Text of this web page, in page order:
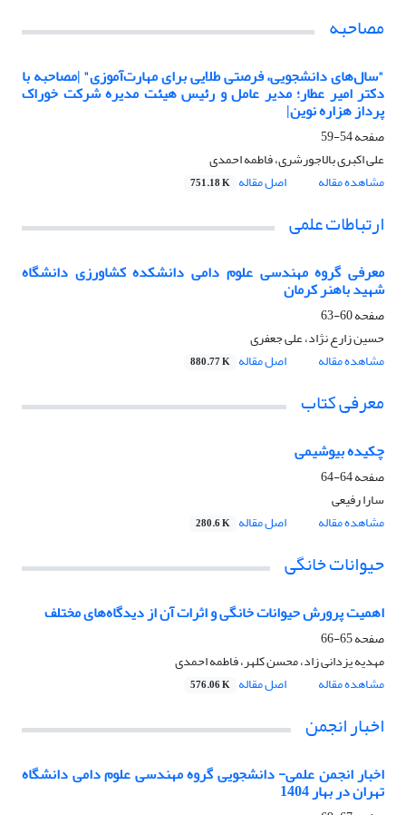
مصاحبه
"سال‌های دانشجویی، فرصتی طلایی برای مهارت‌آموزی" |مصاحبه با
دکتر امیر عطار؛ مدیر عامل و رئیس هیئت مدیره شرکت خوراک
پرداز هزاره نوین|
صفحه54-59
علی اکبری بالاجورشری، فاطمه احمدی
مشاهده مقاله
اصل مقاله 751.18 K
ارتباطات علمی
معرفی گروه مهندسی علوم دامی دانشکده کشاورزی دانشگاه
شهید باهنر کرمان
صفحه60-63
حسین زارع نژاد، علی جعفری
مشاهده مقاله
اصل مقاله 880.77 K
معرفی کتاب
چکیده بیوشیمی
صفحه64-64
سارا رفیعی
مشاهده مقاله
اصل مقاله 280.6 K
حیوانات خانگی
اهمیت پرورش حیوانات خانگی و اثرات آن از دیدگاه‌های مختلف
صفحه65-66
مهدیه یزدانی زاد، محسن کلهر، فاطمه احمدی
مشاهده مقاله
اصل مقاله 576.06 K
اخبار انجمن
اخبار انجمن علمی- دانشجویی گروه مهندسی علوم دامی دانشگاه
تهران در بهار 1404